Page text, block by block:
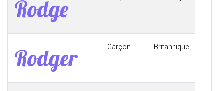
Rodge
Rodger Garçon Britannique